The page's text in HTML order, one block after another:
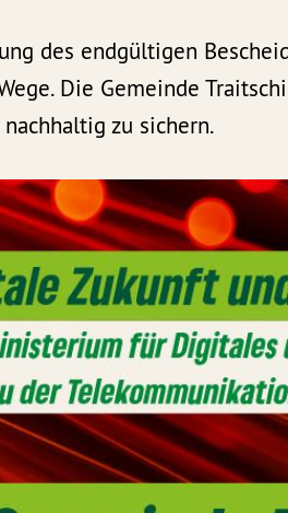
des endgültigen
Die Gemeinde
zu sichern.